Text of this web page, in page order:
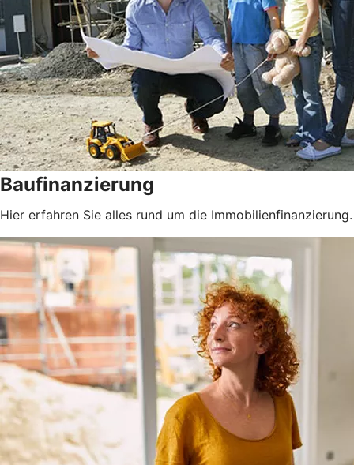
Baufinanzierung
Hier erfahren Sie alles rund um die Immobilienfinanzierung.